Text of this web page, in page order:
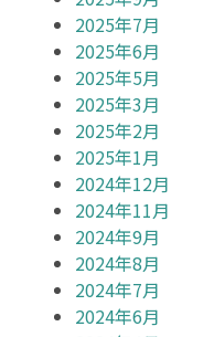
2025年7月
2025年6月
2025年5月
2025年3月
2025年2月
2025年1月
2024年12月
2024年11月
2024年9月
2024年8月
2024年7月
2024年6月